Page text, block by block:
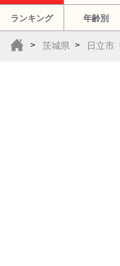
ランキング 年齢別
茨城県 日立市